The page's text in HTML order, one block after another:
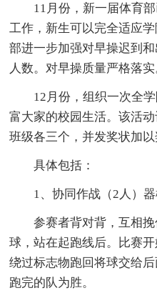
11月份，新一届体育部
工作，新生可以完全适应
部进一步加强对早操迟到
人数。对早操质量严格落
12月份，组织一次全学
富大家的校园生活。该活
班级各三个，并发奖状加以
具体包括：
1、协同作战（2人）器
参赛者背对背，互相挽
球，站在起跑线后。比赛
绕过标志物跑回将球交给
跑完的队为胜。